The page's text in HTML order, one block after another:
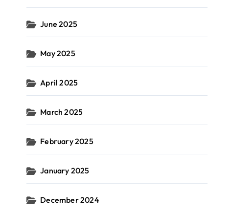
June 2025
May 2025
April 2025
March 2025
February 2025
January 2025
December 2024